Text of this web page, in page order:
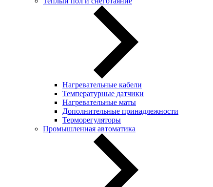
Нагревательные кабели
Температурные датчики
Нагревательные маты
Дополнительные принадлежности
Терморегуляторы
Промышленная автоматика